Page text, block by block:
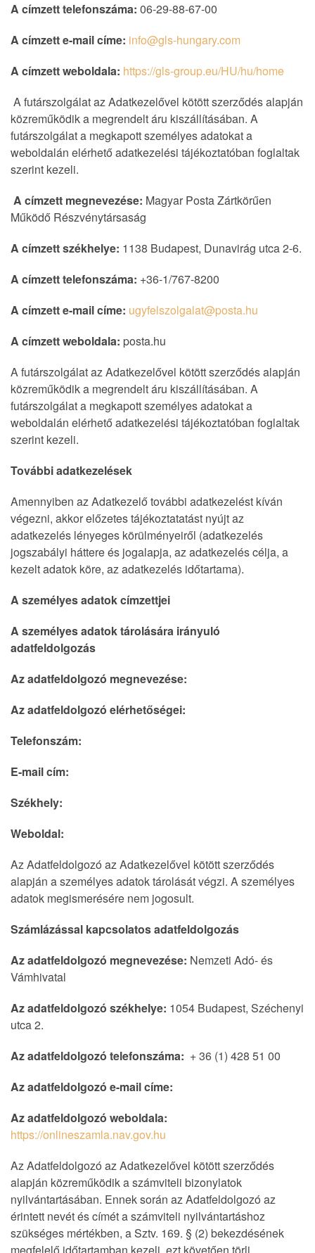
A címzett telefonszáma: 06-29-88-67-00
A címzett e-mail címe: info@gls-hungary.com
A címzett weboldala: https://gls-group.eu/HU/hu/home
A futárszolgálat az Adatkezelővel kötött szerződés alapján
közreműködik a megrendelt áru kiszállításában. A
futárszolgálat a megkapott személyes adatokat a
weboldalán elérhető adatkezelési tájékoztatóban foglaltak
szerint kezeli.
A címzett megnevezése: Magyar Posta Zártkörűen
Működő Részvénytársaság
A címzett székhelye: 1138 Budapest, Dunavirág utca 2-6.
A címzett telefonszáma: +36-1/767-8200
A címzett e-mail címe: ugyfelszolgalat@posta.hu
A címzett weboldala: posta.hu
A futárszolgálat az Adatkezelővel kötött szerződés alapján
közreműködik a megrendelt áru kiszállításában. A
futárszolgálat a megkapott személyes adatokat a
weboldalán elérhető adatkezelési tájékoztatóban foglaltak
szerint kezeli.
További adatkezelések
Amennyiben az Adatkezelő további adatkezelést kíván
végezni, akkor előzetes tájékoztatatást nyújt az
adatkezelés lényeges körülményeiről (adatkezelés
jogszabályi háttere és jogalapja, az adatkezelés célja, a
kezelt adatok köre, az adatkezelés időtartama).
A személyes adatok címzettjei
A személyes adatok tárolására irányuló
adatfeldolgozás
Az adatfeldolgozó megnevezése:
Az adatfeldolgozó elérhetőségei:
Telefonszám:
E-mail cím:
Székhely:
Weboldal:
Az Adatfeldolgozó az Adatkezelővel kötött szerződés
alapján a személyes adatok tárolását végzi. A személyes
adatok megismerésére nem jogosult.
Számlázással kapcsolatos adatfeldolgozás
Az adatfeldolgozó megnevezése: Nemzeti Adó- és
Vámhivatal
Az adatfeldolgozó székhelye: 1054 Budapest, Széchenyi
utca 2.
Az adatfeldolgozó telefonszáma: + 36 (1) 428 51 00
Az adatfeldolgozó e-mail címe:
Az adatfeldolgozó weboldala:
https://onlineszamla.nav.gov.hu
Az Adatfeldolgozó az Adatkezelővel kötött szerződés
alapján közreműködik a számviteli bizonylatok
nyilvántartásában. Ennek során az Adatfeldolgozó az
érintett nevét és címét a számviteli nyilvántartáshoz
szükséges mértékben, a Sztv. 169. § (2) bekezdésének